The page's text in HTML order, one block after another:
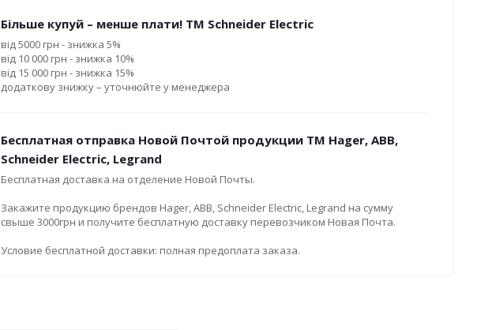
Більше купуй – менше плати! ТМ Schneider Electric
від 5000 грн - знижка 5%
від 10 000 грн - знижка 10%
від 15 000 грн - знижка 15%
додаткову знижку – уточнюйте у менеджера
Бесплатная отправка Новой Почтой продукции ТМ Hager, ABB,
Schneider Electric, Legrand
Бесплатная доставка на отделение Новой Почты.
Закажите продукцию брендов Hager, ABB, Schneider Electric, Legrand на сумму
свыше 3000грн и получите бесплатную доставку перевозчиком Новая Почта.
Условие бесплатной доставки: полная предоплата заказа.